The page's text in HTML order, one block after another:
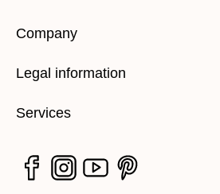
Company
Legal information
Services